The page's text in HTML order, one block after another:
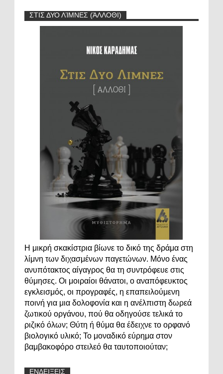
ΣΤΙΣ ΔΥΟ ΛΊΜΝΕΣ (ΆΛΛΟΘΙ)
Η μικρή σκακίστρια βίωνε το δικό της δράμα στη
λίμνη των διχασμένων παγετώνων. Μόνο ένας
ανυπότακτος αίγαγρος θα τη συντρόφευε στις
θύμησες. Οι μοιραίοι θάνατοι, ο αναπόφευκτος
εγκλεισμός, οι προγραφές, η επαπειλούμενη
ποινή για μια δολοφονία και η ανέλπιστη δωρεά
ζωτικού οργάνου, πού θα οδηγούσε τελικά το
ριζικό όλων; Θύτη ή θύμα θα έδειχνε το ορφανό
βιολογικό υλικό; Το μοναδικό εύρημα στον
βαμβακοφόρο στειλεό θα ταυτοποιούταν;
ΕΝΔΕΙΞΕΙΣ